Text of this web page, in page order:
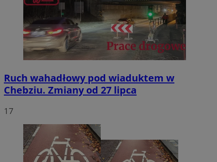
Ruch wahadłowy pod wiaduktem w
Chebziu. Zmiany od 27 lipca
17